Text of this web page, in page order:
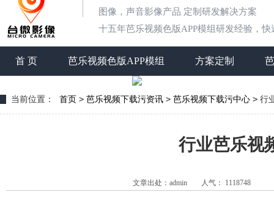
图像，声音影像产品 定制研发解决方案
十五年芭乐视频色版APP模组研发经验，快速
首 页 芭乐视频色版APP模组 方案定制
当前位置： 首页 > 芭乐视频下载污资讯 > 芭乐视频下载污中心 > 行
行业芭乐视
文章出处：admin 人气： 1118748